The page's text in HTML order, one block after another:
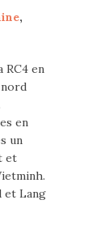
,
RC4 en
nord
en
un
et
et Lang